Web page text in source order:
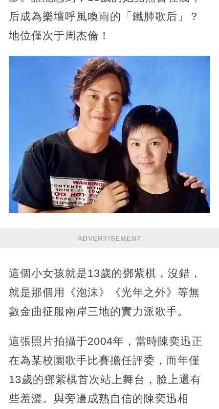
后成為樂壇呼風喚雨的「鐵肺歌后」？
地位僅次于周杰倫！
ADVERTISEMENT
這個小女孩就是13歲的鄧紫棋，沒錯，
就是那個用《泡沫》《光年之外》等無
數金曲征服兩岸三地的實力派歌手。
這張照片拍攝于2004年，當時陳奕迅正
在為某校園歌手比賽擔任評委，而年僅
13歲的鄧紫棋首次站上舞台，臉上還有
些羞澀。與旁邊成熟自信的陳奕迅相